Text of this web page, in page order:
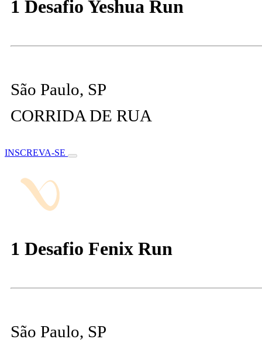
1 Desafio Yeshua Run
São Paulo, SP
CORRIDA DE RUA
INSCREVA-SE
1 Desafio Fenix Run
São Paulo, SP